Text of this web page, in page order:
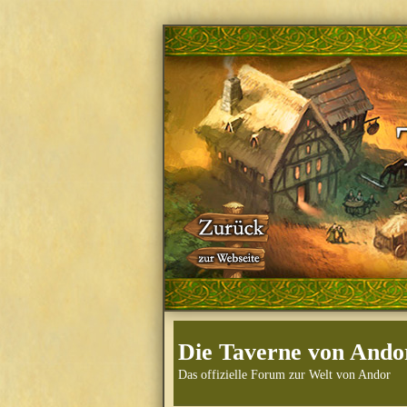
Die Taverne von
Das offizielle Forum zur Welt von Andor